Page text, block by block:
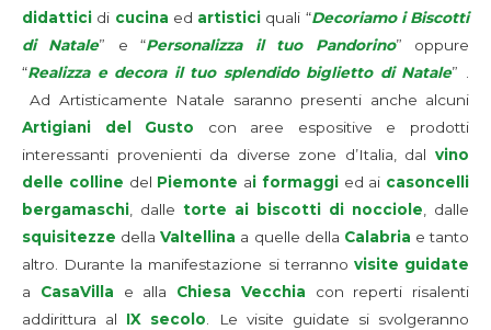
didattici di cucina ed artistici quali “Decoriamo i Biscotti
di Natale” e “Personalizza il tuo Pandorino” oppure
“Realizza e decora il tuo splendido biglietto di Natale” .
Ad Artisticamente Natale saranno presenti anche alcuni
Artigiani del Gusto con aree espositive e prodotti
interessanti provenienti da diverse zone d’Italia, dal vino
delle colline del Piemonte ai formaggied ai casoncelli
bergamaschi, dalle torte ai biscotti di nocciole, dalle
squisitezze della Valtellina a quelle della Calabria e tanto
altro. Durante la manifestazione si terranno visite guidate
a CasaVilla e alla Chiesa Vecchia con reperti risalenti
addirittura al IX secolo. Le visite guidate si svolgeranno